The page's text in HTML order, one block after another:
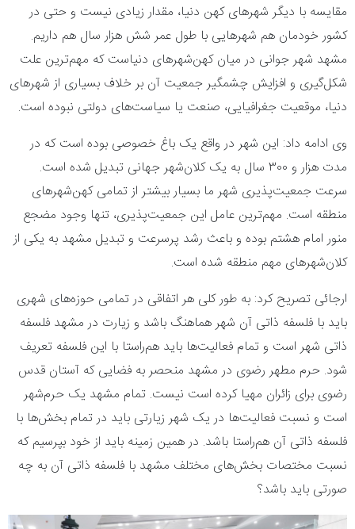
مقایسه با دیگر شهر‌های کهن دنیا، مقدار زیادی نیست و حتی در
کشور خودمان هم شهر‌هایی با طول عمر شش هزار سال هم داریم.
مشهد شهر جوانی در میان کهن‌شهر‌های دنیاست که مهم‌ترین علت
شکل‌گیری و افزایش چشمگیر جمعیت آن بر خلاف بسیاری از شهر‌های
دنیا، موقعیت جغرافیایی، صنعت یا سیاست‌های دولتی نبوده است.
وی ادامه داد: این شهر در واقع یک باغ خصوصی بوده است که در
مدت هزار و ۳۰۰ سال به یک کلان‌شهر جهانی تبدیل شده است.
سرعت جمعیت‌پذیری شهر ما بسیار بیشتر از تمامی کهن‌شهر‌های
منطقه است. مهم‌ترین عامل این جمعیت‌پذیری، تنها وجود مضجع
منور امام هشتم بوده و باعث رشد پرسرعت و تبدیل مشهد به یکی از
کلان‌شهر‌های مهم منطقه شده است.
ارجائی تصریح کرد: به طور کلی هر اتفاقی در تمامی حوزه‌های شهری
باید با فلسفه ذاتی آن شهر هماهنگ باشد و زیارت در مشهد فلسفه
ذاتی شهر است و تمام فعالیت‌ها باید هم‌راستا با این فلسفه تعریف
شود. حرم مطهر رضوی در مشهد منحصر به فضایی که آستان قدس
رضوی برای زائران مهیا کرده است نیست. تمام مشهد یک حرم‌شهر
است و نسبت فعالیت‌ها در یک شهر زیارتی باید در تمام بخش‌ها با
فلسفه ذاتی آن هم‌راستا باشد. در همین زمینه باید از خود بپرسیم که
نسبت مختصات بخش‌های مختلف مشهد با فلسفه ذاتی آن به چه
صورتی باید باشد؟